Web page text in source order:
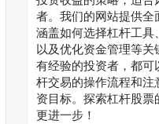
者。我们的网站提供全
涵盖如何选择杠杆工
以及优化资金管理等
有经验的投资者，都
杆交易的操作流程和
资目标。探索杠杆股
更进一步！